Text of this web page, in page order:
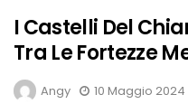
I Castelli Del
Tra Le Fortezze
Angy 10 Maggio 2024